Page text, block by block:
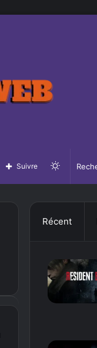
Switch
skin
Suivre
Récent